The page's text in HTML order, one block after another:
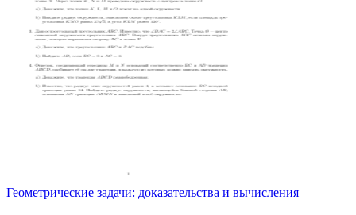
Геометрические задачи: доказательства и вычисления